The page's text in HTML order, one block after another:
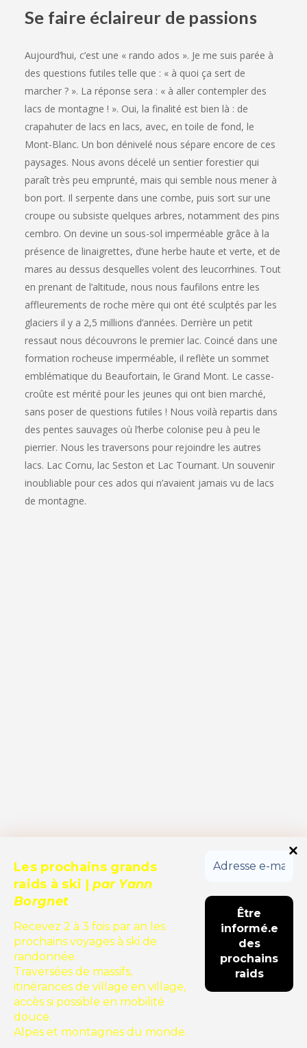
Se faire éclaireur de passions
Aujourd’hui, c’est une « rando ados ». Je me suis parée à
des questions futiles telle que : « à quoi ça sert de
marcher ? ». La réponse sera : « à aller contempler des
lacs de montagne ! ». Oui, la finalité est bien là : de
crapahuter de lacs en lacs, avec, en toile de fond, le
Mont-Blanc. Un bon dénivelé nous sépare encore de ces
paysages. Nous avons décelé un sentier forestier qui
paraît très peu emprunté, mais qui semble nous mener à
bon port. Il serpente dans une combe, puis sort sur une
croupe ou subsiste quelques arbres, notamment des pins
cembro. On devine un sous-sol imperméable grâce à la
présence de linaigrettes, d’une herbe haute et verte, et de
mares au dessus desquelles volent des leucorrhines. Tout
en prenant de l’altitude, nous nous faufilons entre les
affleurements de roche mère qui ont été sculptés par les
glaciers il y a 2,5 millions d’années. Derrière un petit
ressaut nous découvrons le premier lac. Coincé dans une
formation rocheuse imperméable, il reflète un sommet
emblématique du Beaufortain, le Grand Mont. Le casse-
croûte est mérité pour les jeunes qui ont bien marché,
sans poser de questions futiles ! Nous voilà repartis dans
des pentes sauvages où l’herbe colonise peu à peu le
pierrier. Nous les traversons pour rejoindre les autres
lacs. Lac Cornu, lac Seston et Lac Tournant. Un souvenir
inoubliable pour ces ados qui n’avaient jamais vu de lacs
de montagne.
Les prochains grands
raids à ski |par Yann
Borgnet
Recevez 2 à 3 fois par an les
prochains voyages à ski de
randonnée.
Traversées de massifs,
itinérances de village en village,
accès si possible en mobilité
douce.
Alpes et montagnes du monde.